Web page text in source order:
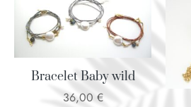
Bracelet Baby wild
36,00 €